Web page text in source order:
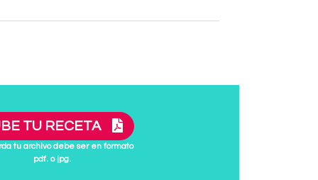
TU RECETA
tu archivo debe ser en formato
pdf. o jpg.